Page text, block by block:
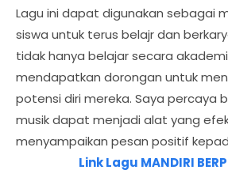
Lagu ini dapat digunakan sebagai
siswa untuk terus belajr dan
tidak hanya belajar secara
mendapatkan dorongan untuk
potensi diri mereka. Saya percaya
musik dapat menjadi alat yang
menyampaikan pesan positif
Link Lagu MANDIRI